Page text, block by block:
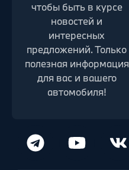
чтобы быть в курсе
новостей и
интересных
предложений. Только
полезная информация
для вас и вашего
автомобиля!